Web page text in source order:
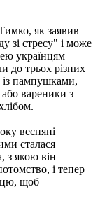
як заявив
зі стресу" і може
українцям
до трьох різних
із пампушками,
вареники з
весняні
сталася
з якою він
і тепер
щоб